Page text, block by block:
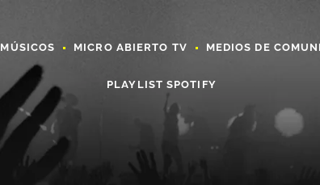
MÚSICOS MICRO ABIERTO TV MEDIOS DE
PLAYLIST SPOTIFY